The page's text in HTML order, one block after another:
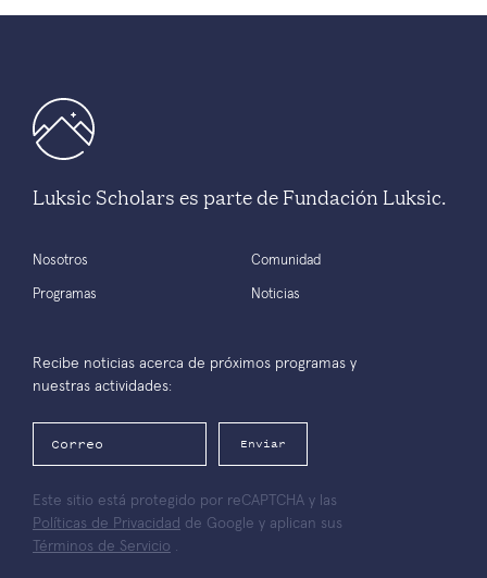
Luksic Scholars es parte de Fundación Luksic.
Nosotros
Programas
Comunidad
Noticias
Recibe noticias acerca de próximos programas y
nuestras actividades:
Enviar
Este sitio está protegido por reCAPTCHA y las
Políticas de Privacidad de Google y aplican sus
Términos de Servicio .